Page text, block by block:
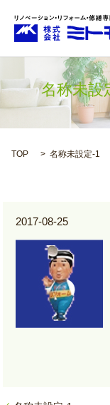
名称未
TOP 名称未設定-1
2017-08-25